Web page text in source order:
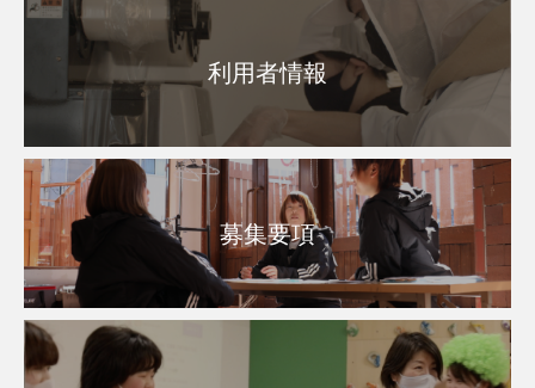
利用者情報
募集要項